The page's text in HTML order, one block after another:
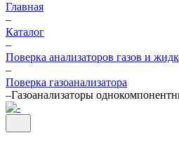
Главная
–
Каталог
–
Поверка анализаторов газов и
–
Поверка газоанализатора
–Газоанализаторы